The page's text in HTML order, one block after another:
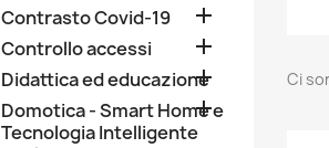
Contrasto Covid-19 
Controllo accessi 
Didattica ed educazione

Domotica - Smart Home e
Tecnologia Intelligente

Ci